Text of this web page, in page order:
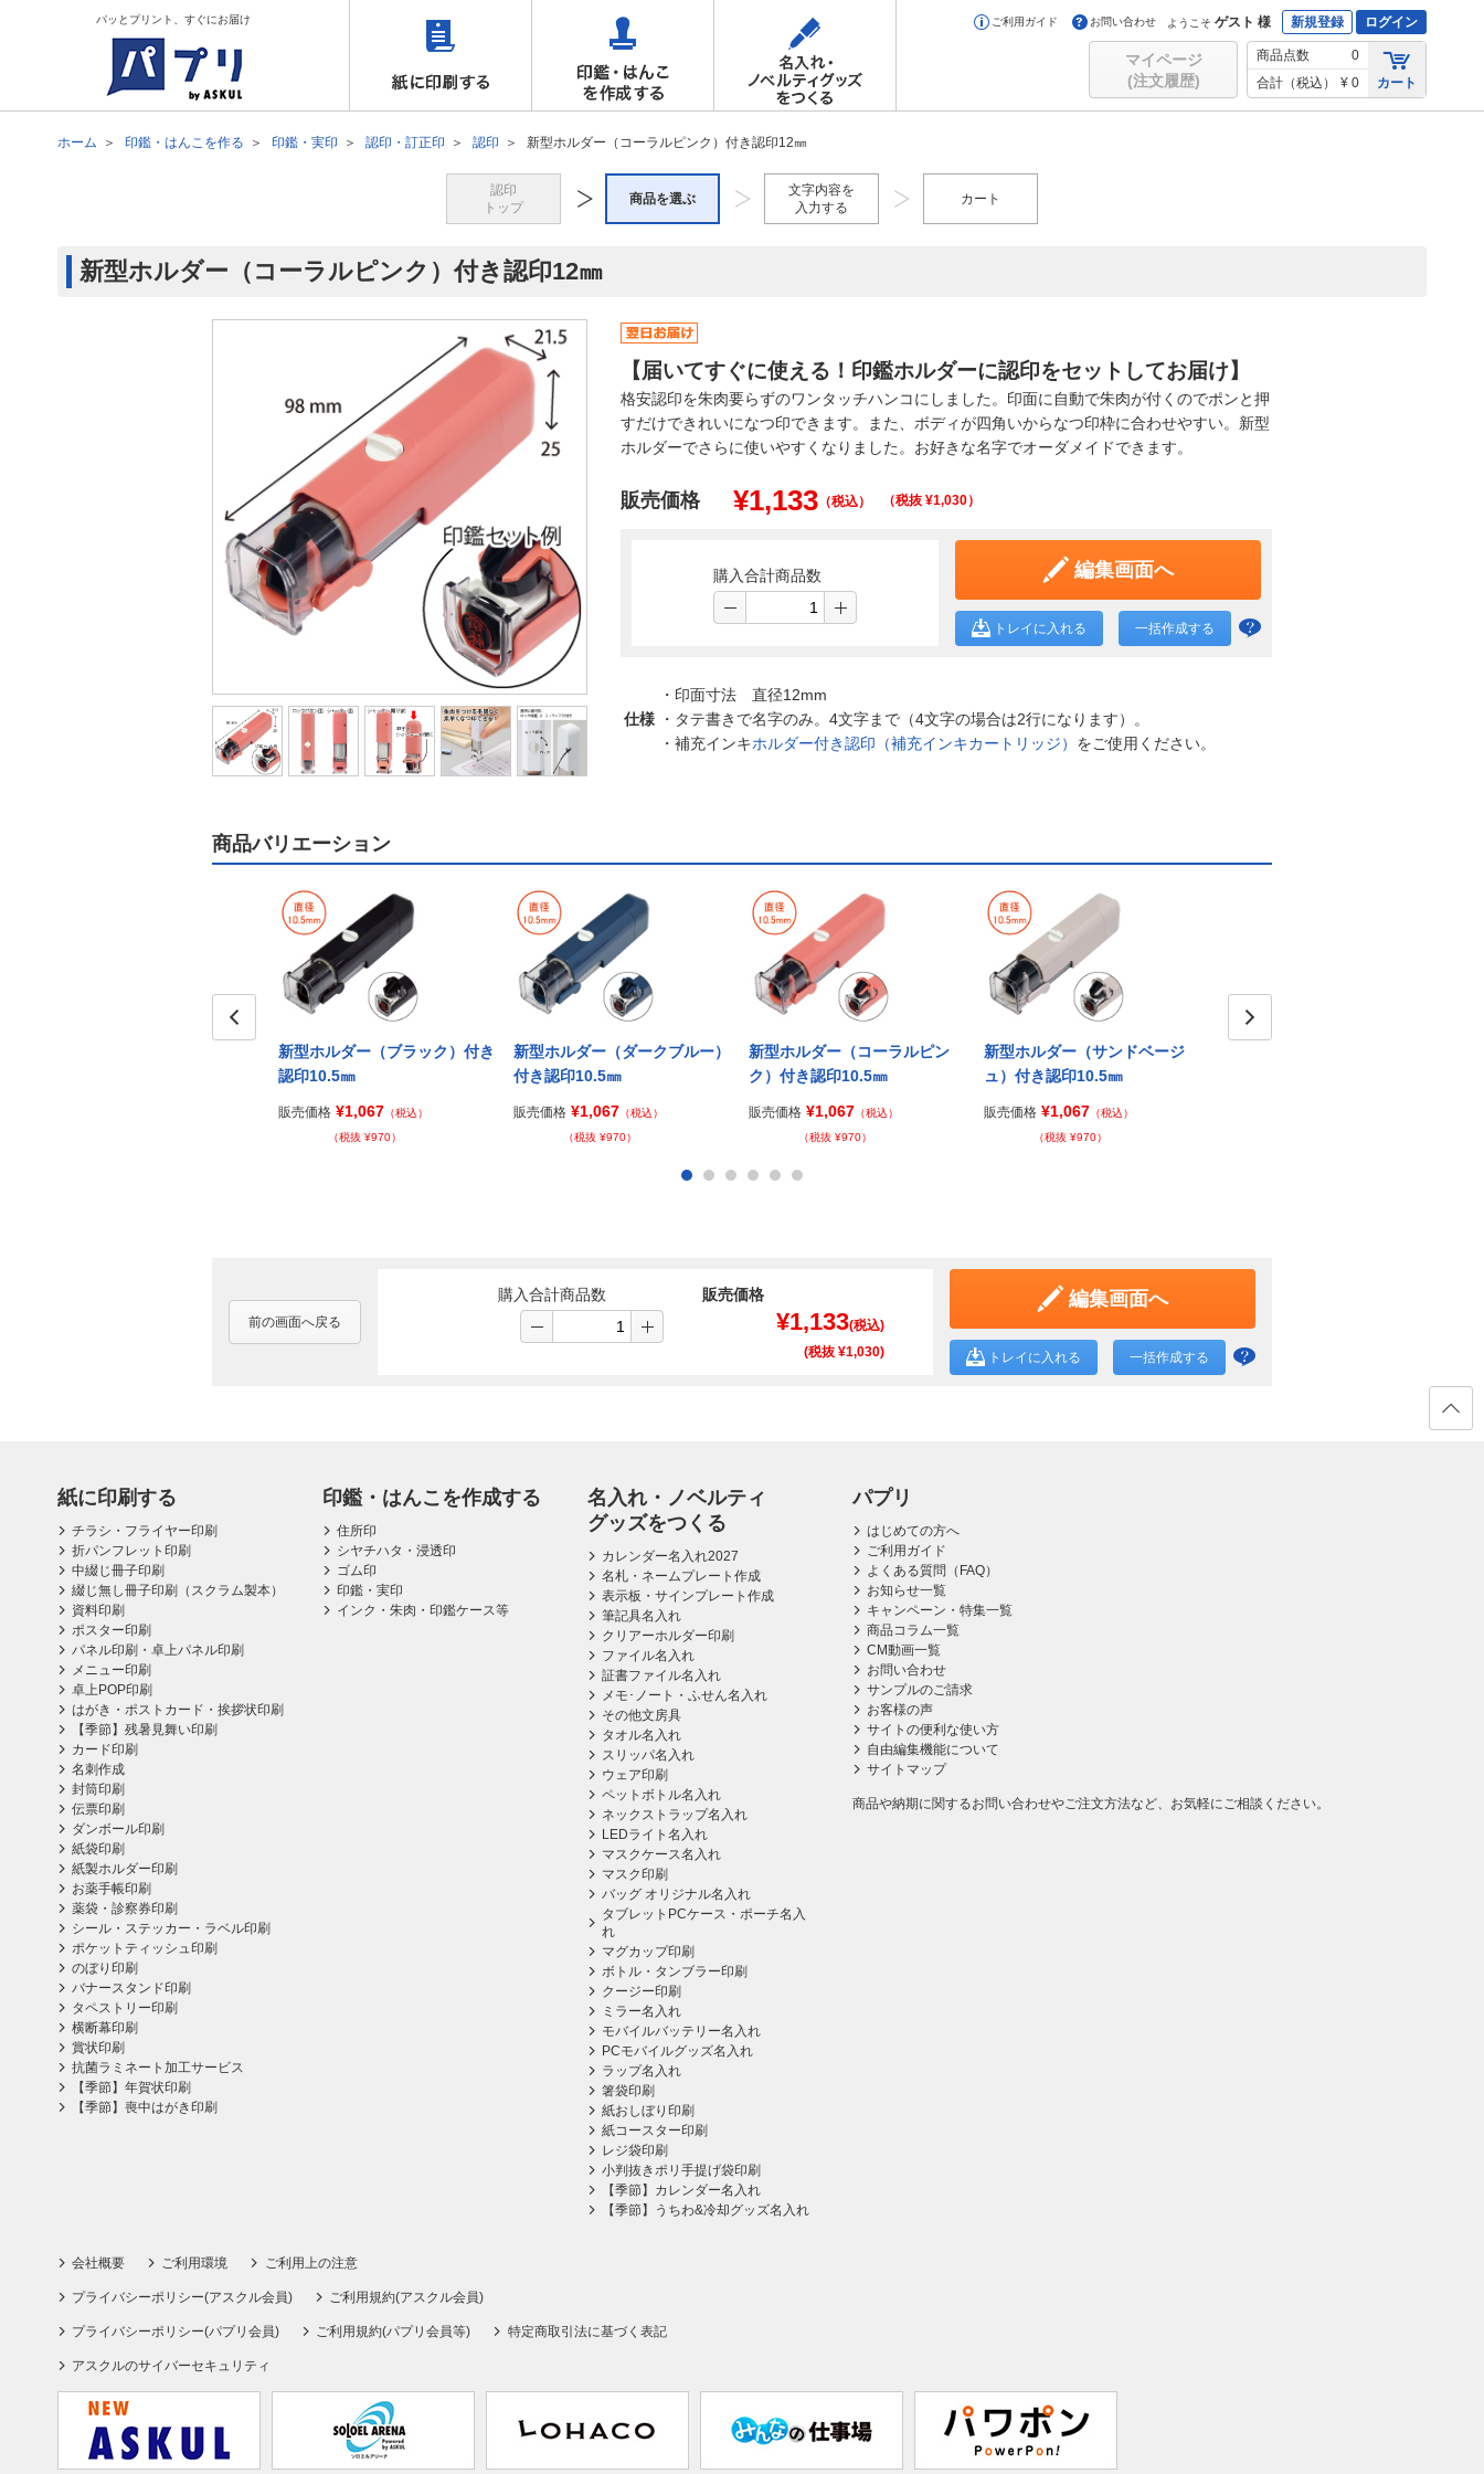
パッとプリント、すぐにお届け ご利用ガイド お問い合わせ ようこそ ゲスト 様 新規登録 ログイン
マイページ
(注文履歴)
商品点数
0
合計（税込）
¥ 0 カート
ホーム 印鑑・はんこを作る 印鑑・実印 認印・訂正印 認印 新型ホルダー（コーラルピンク）付き認印12㎜
認印
トップ
商品を選ぶ
文字内容を
入力する
カート
新型ホルダー（コーラルピンク）付き認印12㎜
【届いてすぐに使える！印鑑ホルダーに認印をセットしてお届け】
格安認印を朱肉要らずのワンタッチハンコにしました。印面に自動で朱肉が付くのでポンと押
すだけできれいになつ印できます。また、ボディが四角いからなつ印枠に合わせやすい。新型
ホルダーでさらに使いやすくなりました。お好きな名字でオーダメイドできます。
販売価格 ¥1,133 （税込） （税抜 ¥1,030）
購入合計商品数 編集画面へ
トレイに入れる 一括作成する
仕様
・印面寸法 直径12mm
・タテ書きで名字のみ。4文字まで（4文字の場合は2行になります）。
・補充インキホルダー付き認印（補充インキカートリッジ） をご使用ください。
商品バリエーション
新型ホルダー（ブラック）付き
認印10.5㎜
販売価格 ¥1,067 （税込）
（税抜 ¥970）
新型ホルダー（ダークブルー）
付き認印10.5㎜
販売価格 ¥1,067 （税込）
（税抜 ¥970）
新型ホルダー（コーラルピン
ク）付き認印10.5㎜
販売価格 ¥1,067 （税込）
（税抜 ¥970）
新型ホルダー（サンドベージ
ュ）付き認印10.5㎜
販売価格 ¥1,067 （税込）
（税抜 ¥970）
前の画面へ戻る
購入合計商品数 販売価格
¥1,133(税込)
(税抜 ¥1,030)
編集画面へ
トレイに入れる 一括作成する
紙に印刷する
チラシ・フライヤー印刷
折パンフレット印刷
中綴じ冊子印刷
綴じ無し冊子印刷（スクラム製本）
資料印刷
ポスター印刷
パネル印刷・卓上パネル印刷
メニュー印刷
卓上POP印刷
はがき・ポストカード・挨拶状印刷
【季節】残暑見舞い印刷
カード印刷
名刺作成
封筒印刷
伝票印刷
ダンボール印刷
紙袋印刷
紙製ホルダー印刷
お薬手帳印刷
薬袋・診察券印刷
シール・ステッカー・ラベル印刷
ポケットティッシュ印刷
のぼり印刷
バナースタンド印刷
タペストリー印刷
横断幕印刷
賞状印刷
抗菌ラミネート加工サービス
【季節】年賀状印刷
【季節】喪中はがき印刷
印鑑・はんこを作成する
住所印
シヤチハタ・浸透印
ゴム印
印鑑・実印
インク・朱肉・印鑑ケース等
名入れ・ノベルティ
グッズをつくる
カレンダー名入れ2027
名札・ネームプレート作成
表示板・サインプレート作成
筆記具名入れ
クリアーホルダー印刷
ファイル名入れ
証書ファイル名入れ
メモ･ノート・ふせん名入れ
その他文房具
タオル名入れ
スリッパ名入れ
ウェア印刷
ペットボトル名入れ
ネックストラップ名入れ
LEDライト名入れ
マスクケース名入れ
マスク印刷
バッグ オリジナル名入れ
タブレットPCケース・ポーチ名入
れ
マグカップ印刷
ボトル・タンブラー印刷
クージー印刷
ミラー名入れ
モバイルバッテリー名入れ
PCモバイルグッズ名入れ
ラップ名入れ
箸袋印刷
紙おしぼり印刷
紙コースター印刷
レジ袋印刷
小判抜きポリ手提げ袋印刷
【季節】カレンダー名入れ
【季節】うちわ&冷却グッズ名入れ
パプリ
はじめての方へ
ご利用ガイド
よくある質問（FAQ）
お知らせ一覧
キャンペーン・特集一覧
商品コラム一覧
CM動画一覧
お問い合わせ
サンプルのご請求
お客様の声
サイトの便利な使い方
自由編集機能について
サイトマップ
商品や納期に関するお問い合わせやご注文方法など、お気軽にご相談ください。
会社概要 ご利用環境 ご利用上の注意
プライバシーポリシー(アスクル会員) ご利用規約(アスクル会員)
プライバシーポリシー(パプリ会員) ご利用規約(パプリ会員等) 特定商取引法に基づく表記
アスクルのサイバーセキュリティ